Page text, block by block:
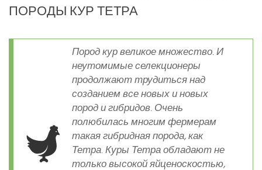
Мясные
Яичные
Инкубаторы
Здоровье кур
Разведение и содержание кур
Курятники и клетки
Полезное о курах
ПОРОДЫ КУР ТЕТРА
Пород кур великое множество. И
неутомимые селекционеры
продолжают трудиться над
созданием все новых и новых
пород и гибридов. Очень
полюбилась многим фермерам
такая гибридная порода, как
Тетра. Куры Тетра обладают не
только высокой яйценоскостью,